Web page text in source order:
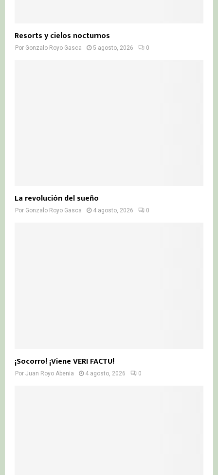
Resorts y cielos nocturnos
Por Gonzalo Royo Gasca 5 agosto, 2026 0
La revolución del sueño
Por Gonzalo Royo Gasca 4 agosto, 2026 0
¡Socorro! ¡Viene VERI FACTU!
Por Juan Royo Abenia 4 agosto, 2026 0